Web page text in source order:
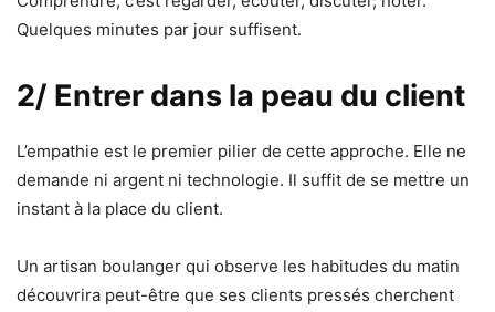
Quelques minutes par jour suffisent.
2/ Entrer dans la peau du client
L’empathie est le premier pilier de cette approche. Elle ne
demande ni argent ni technologie. Il suffit de se mettre un
instant à la place du client.
Un artisan boulanger qui observe les habitudes du matin
découvrira peut-être que ses clients pressés cherchent